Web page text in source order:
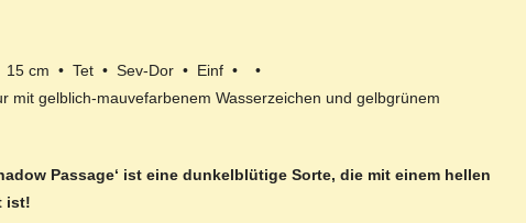
15 cm • Tet • Sev-Dor • Einf • •
mit gelblich-mauvefarbenem Wasserzeichen und gelbgrünem
Passage‘ ist eine dunkelblütige Sorte, die mit einem hellen
ist!